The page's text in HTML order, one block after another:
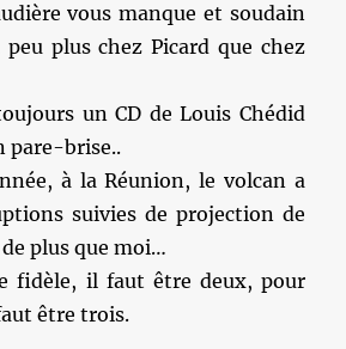
vous manque et soudain
plus chez Picard que chez
un CD de Louis Chédid
pare-brise..
à la Réunion, le volcan a
suivies de projection de
de plus que moi…
fidèle, il faut être deux, pour
être trois.